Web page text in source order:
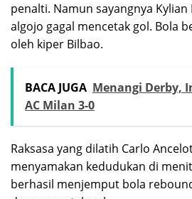
penalti. Namun sayangnya Kylian
algojo gagal mencetak gol. Bola
oleh kiper Bilbao.
BACA JUGA Menangi Derby,
AC Milan 3-0
Raksasa yang dilatih Carlo
menyamakan kedudukan di
berhasil menjemput bola